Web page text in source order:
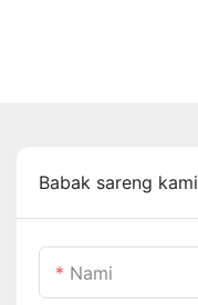
Babak sareng kami
Nami